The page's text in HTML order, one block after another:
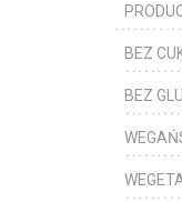
BEZ
BEZ